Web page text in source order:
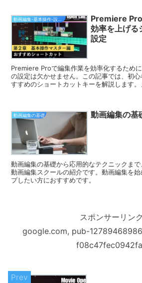
ができます。
動画編集-基本操作-設定編（無料）
Premiere
効率を上げる
設定
Premiere Proで編集作業を効率化するため
の設定は欠かせません。この記事では、初
すすめのショートカットキーを解説します
い。
動画編集の基礎 動画編集の基
動画編集の基礎から応用的なテクニックま
動画編集スクールの紹介です。動画編集を
プしたい方におすすめです。
スポンサーリンク
google.com, pub-